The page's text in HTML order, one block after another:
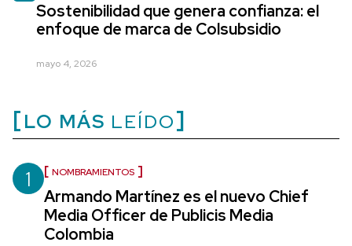
Sostenibilidad que genera confianza: el
enfoque de marca de Colsubsidio
mayo 4, 2026
LO MÁS LEÍDO
1 NOMBRAMIENTOS
Armando Martínez es el nuevo Chief
Media Officer de Publicis Media
Colombia